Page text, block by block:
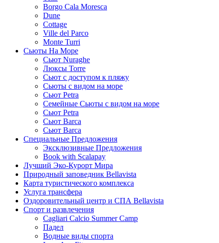
Borgo Cala Moresca
Dune
Cottage
Ville del Parco
Monte Turri
Сьюты На Море
Сьют Nuraghe
Люксы Torre
Сьют с доступом к пляжу
Сьюты с видом на море
Сьют Petra
Семейные Сьюты с видом на море
Сьют Petra
Сьют Barca
Сьют Barca
Специальные Предложения
Эксклюзивные Предложения
Book with Scalapay
Лучший Эко-Курорт Мира
Природный заповедник Bellavista
Карта туристического комплекса
Услуга трансфера
Оздоровительный центр и СПА Bellavista
Спорт и развлечения
Cagliari Calcio Summer Camp
Падел
Водные виды спорта